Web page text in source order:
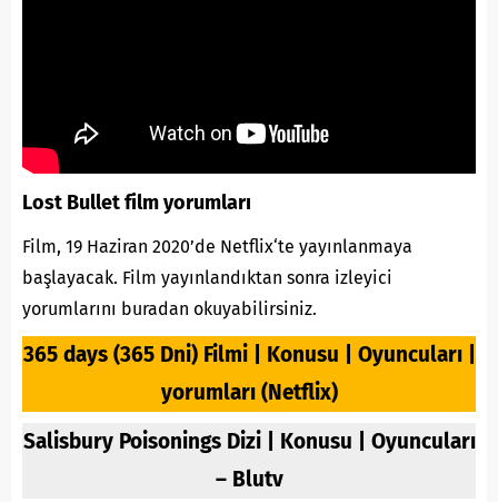
Lost Bullet film yorumları
Film, 19 Haziran 2020’de Netflix‘te yayınlanmaya
başlayacak. Film yayınlandıktan sonra izleyici
yorumlarını buradan okuyabilirsiniz.
365 days (365 Dni) Filmi | Konusu | Oyuncuları |
yorumları (Netflix)
Salisbury Poisonings Dizi | Konusu | Oyuncuları
– Blutv